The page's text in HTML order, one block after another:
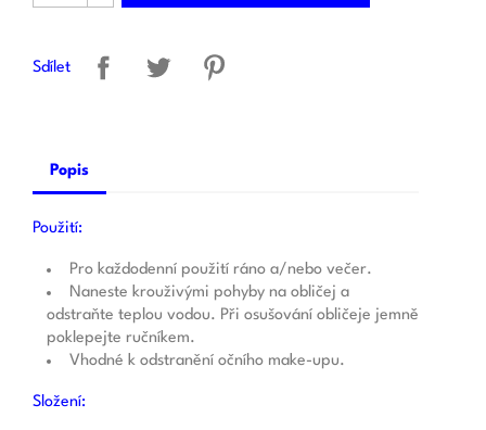
Sdílet
Popis
Použití:
Pro každodenní použití ráno a/nebo večer.
Naneste krouživými pohyby na obličej a
odstraňte teplou vodou. Při osušování obličeje jemně
poklepejte ručníkem.
Vhodné k odstranění očního make-upu.
Složení: